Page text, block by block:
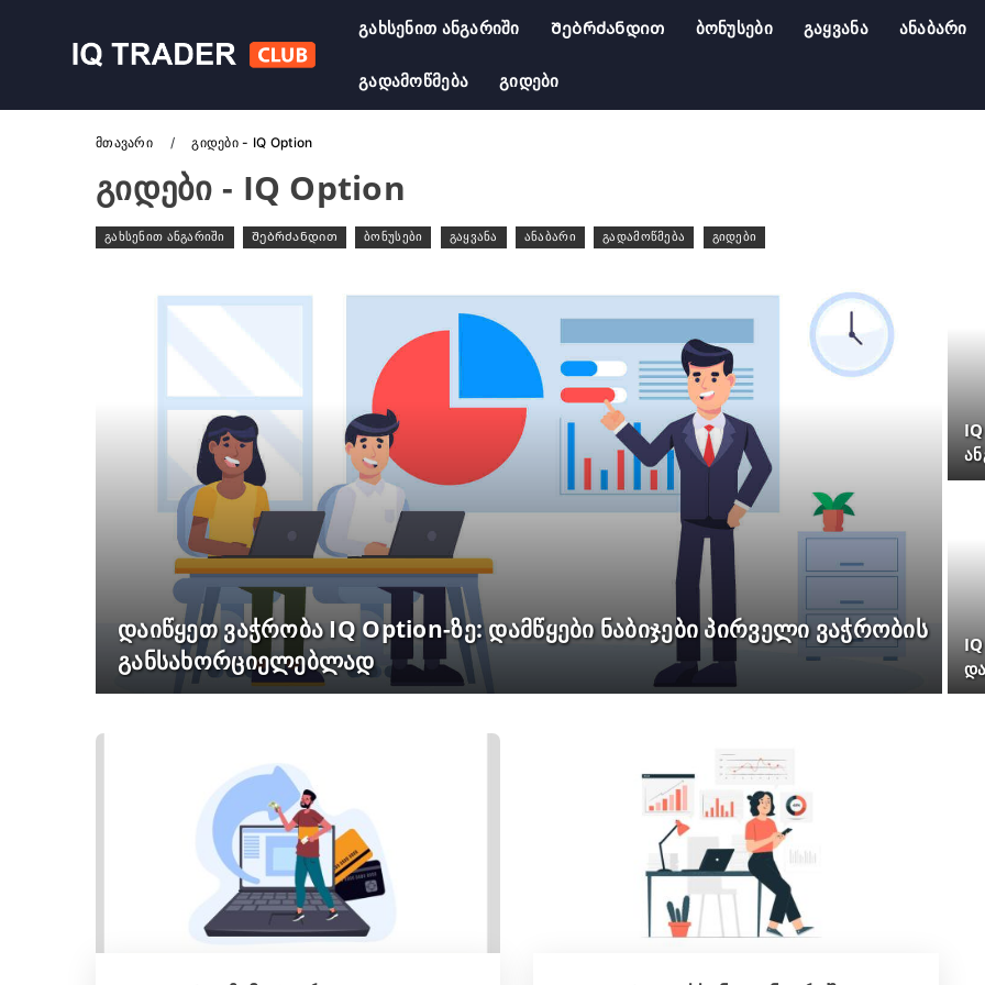
Გახსენით Ანგარიში Შებრძანდით Ბონუსები Გაყვანა Ანაბარი
Გადამოწმება Გიდები
Მთავარი გიდები - IQ Option
Გიდები - IQ Option
გახსენით ანგარიში Შებრძანდით ბონუსები გაყვანა ანაბარი გადამოწმება გიდები
დაიწყეთ ვაჭრობა IQ Option-ზე: დამწყები ნაბიჯები პირველი ვაჭრობის
განსახორციელებლად